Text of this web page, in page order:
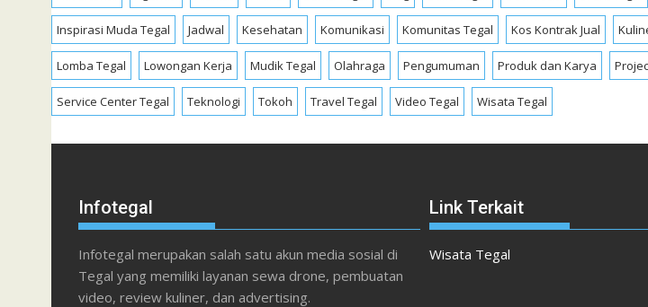
Inspirasi Muda Tegal Jadwal Kesehatan Komunikasi Komunitas Tegal Kos Kontrak Jual
Lomba Tegal Lowongan Kerja Mudik Tegal Olahraga Pengumuman Produk dan Karya
Service Center Tegal Teknologi Tokoh Travel Tegal Video Tegal Wisata Tegal
Infotegal
Infotegal merupakan salah satu akun media sosial di
Tegal yang memiliki layanan sewa drone, pembuatan
video, review kuliner, dan advertising.
Link Terkait
Wisata Tegal